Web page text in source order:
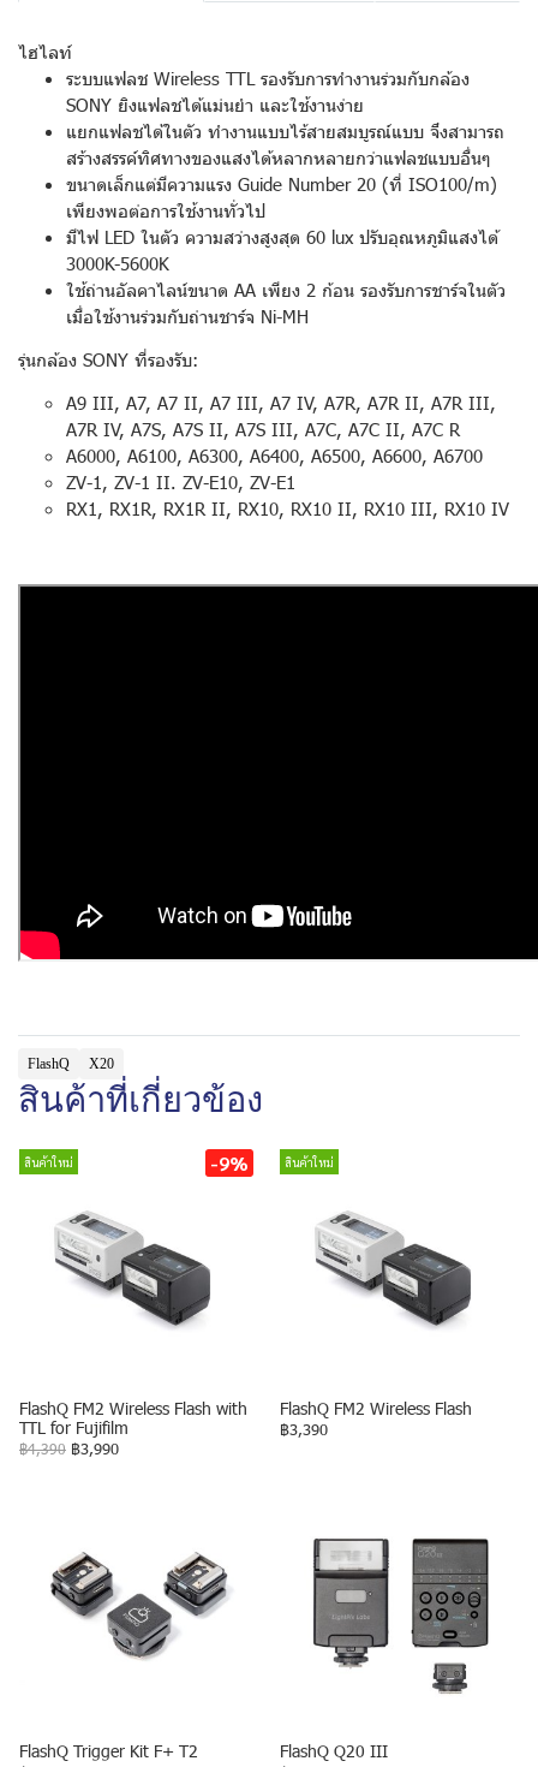
ไฮไลท์
ระบบแฟลช Wireless TTL รองรับการทำงานร่วมกับกล้อง
SONY ยิงแฟลชได้แม่นยำ และใช้งานง่าย
แยกแฟลชได้ในตัว ทำงานแบบไร้สายสมบูรณ์แบบ จึงสามารถ
สร้างสรรค์ทิศทางของแสงได้หลากหลายกว่าแฟลชแบบอื่นๆ
ขนาดเล็กแต่มีความแรง Guide Number 20 (ที่ ISO100/m)
เพียงพอต่อการใช้งานทั่วไป
มีไฟ LED ในตัว ความสว่างสูงสุด 60 lux ปรับอุณหภูมิแสงได้
3000K-5600K
ใช้ถ่านอัลคาไลน์ขนาด AA เพียง 2 ก้อน รองรับการชาร์จในตัว
เมื่อใช้งานร่วมกับถ่านชาร์จ Ni-MH
รุ่นกล้อง SONY ที่รองรับ:
A9 III, A7, A7 II, A7 III, A7 IV, A7R, A7R II, A7R III,
A7R IV, A7S, A7S II, A7S III, A7C, A7C II, A7C R
A6000, A6100, A6300, A6400, A6500, A6600, A6700
ZV-1, ZV-1 II. ZV-E10, ZV-E1
RX1, RX1R, RX1R II, RX10, RX10 II, RX10 III, RX10 IV
FlashQ X20
สินค้าที่เกี่ยวข้อง
สินค้าใหม่ -9%
FlashQ FM2 Wireless Flash with
TTL for Fujifilm
฿4,390 ฿3,990
สินค้าใหม่
FlashQ FM2 Wireless Flash
฿3,390
FlashQ Trigger Kit F+ T2 FlashQ Q20 III